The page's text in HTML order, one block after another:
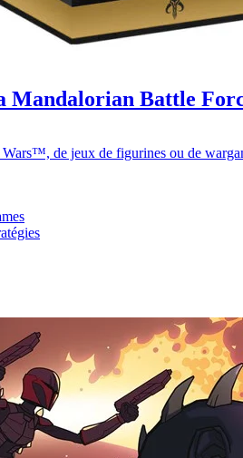
Mandalorian Battle
Wars™, de jeux de figurines ou de